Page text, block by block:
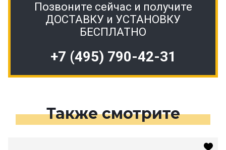
Позвоните сейчас и получите
ДОСТАВКУ и УСТАНОВКУ
БЕСПЛАТНО
+7 (495) 790-42-31
Также смотрите